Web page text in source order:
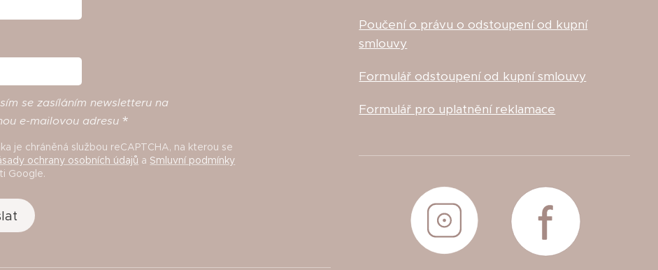
se zasíláním newsletteru na
e-mailovou adresu
je chráněná službou reCAPTCHA, na kterou se
ochrany osobních údajů a Smluvní podmínky
Google.
Poučení o právu o odstoupení od kupní
smlouvy
Formulář odstoupení od kupní smlouvy
Formulář pro uplatnění reklamace